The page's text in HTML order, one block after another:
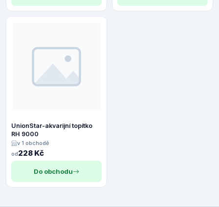
UnionStar-akvarijní topítko
RH 9000
v 1 obchodě
od228 Kč
Do obchodu